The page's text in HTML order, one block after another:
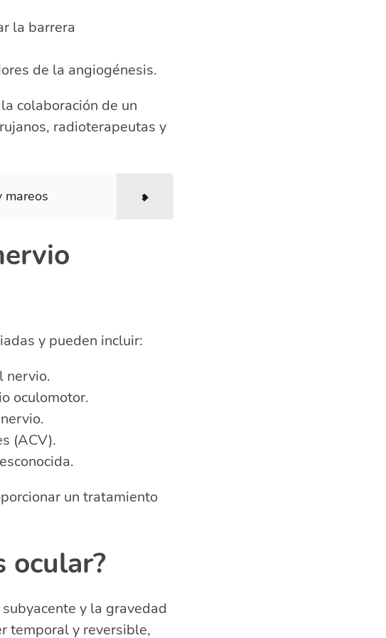
la barrera
de la angiogénesis.
colaboración de un
radioterapeutas y
mareos
y pueden incluir:
nervio.
oculomotor.
(ACV).
un tratamiento
ocular?
y la gravedad
temporal y reversible,